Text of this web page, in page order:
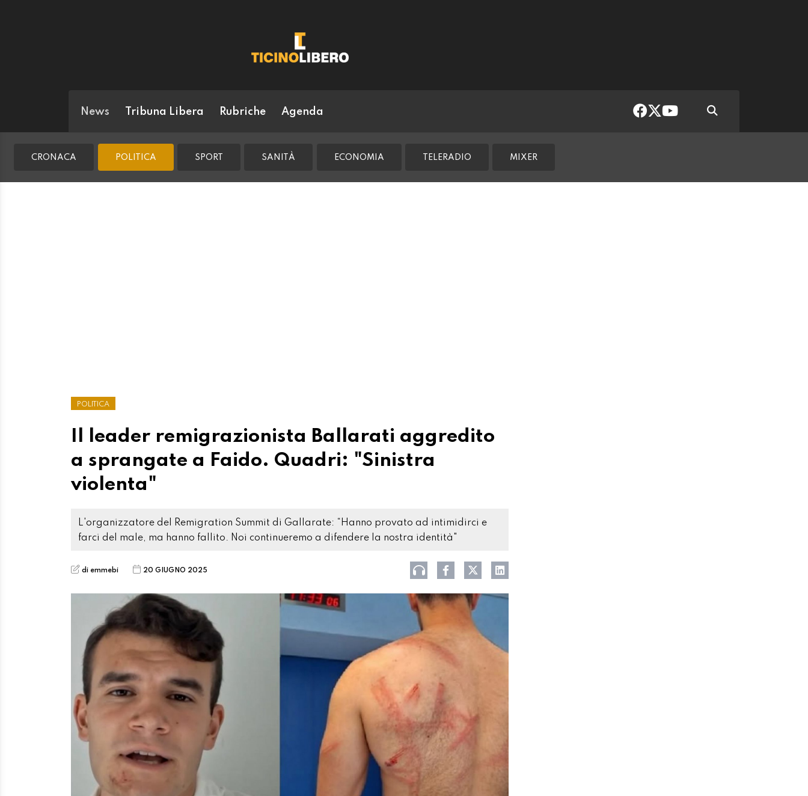
News Tribuna Libera Rubriche Agenda
CRONACA POLITICA SPORT SANITÀ ECONOMIA TELERADIO MIXER
POLITICA
Il leader remigrazionista Ballarati aggredito
a sprangate a Faido. Quadri: "Sinistra
violenta"
L'organizzatore del Remigration Summit di Gallarate: “Hanno provato ad intimidirci e
farci del male, ma hanno fallito. Noi continueremo a difendere la nostra identità"
di emmebi 20 GIUGNO 2025